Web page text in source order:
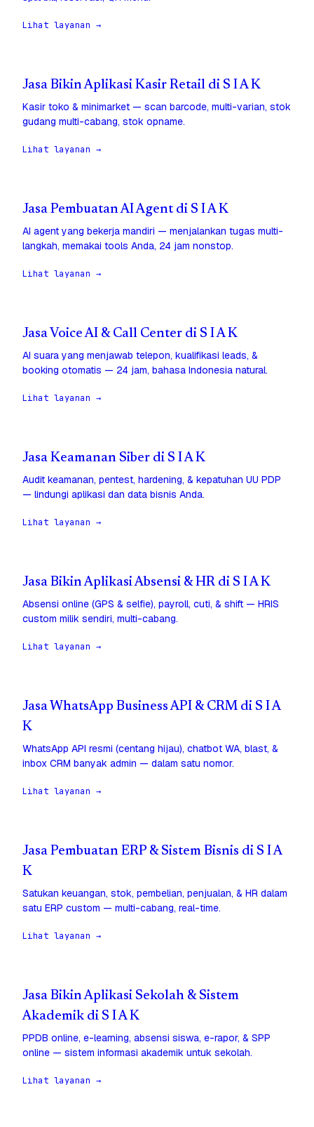
Lihat layanan →
Jasa Bikin Aplikasi Kasir Retail di S I A K
Kasir toko & minimarket — scan barcode, multi-varian, stok
gudang multi-cabang, stok opname.
Lihat layanan →
Jasa Pembuatan AI Agent di S I A K
AI agent yang bekerja mandiri — menjalankan tugas multi-
langkah, memakai tools Anda, 24 jam nonstop.
Lihat layanan →
Jasa Voice AI & Call Center di S I A K
AI suara yang menjawab telepon, kualifikasi leads, &
booking otomatis — 24 jam, bahasa Indonesia natural.
Lihat layanan →
Jasa Keamanan Siber di S I A K
Audit keamanan, pentest, hardening, & kepatuhan UU PDP
— lindungi aplikasi dan data bisnis Anda.
Lihat layanan →
Jasa Bikin Aplikasi Absensi & HR di S I A K
Absensi online (GPS & selfie), payroll, cuti, & shift — HRIS
custom milik sendiri, multi-cabang.
Lihat layanan →
Jasa WhatsApp Business API & CRM di S I A
K
WhatsApp API resmi (centang hijau), chatbot WA, blast, &
inbox CRM banyak admin — dalam satu nomor.
Lihat layanan →
Jasa Pembuatan ERP & Sistem Bisnis di S I A
K
Satukan keuangan, stok, pembelian, penjualan, & HR dalam
satu ERP custom — multi-cabang, real-time.
Lihat layanan →
Jasa Bikin Aplikasi Sekolah & Sistem
Akademik di S I A K
PPDB online, e-learning, absensi siswa, e-rapor, & SPP
online — sistem informasi akademik untuk sekolah.
Lihat layanan →